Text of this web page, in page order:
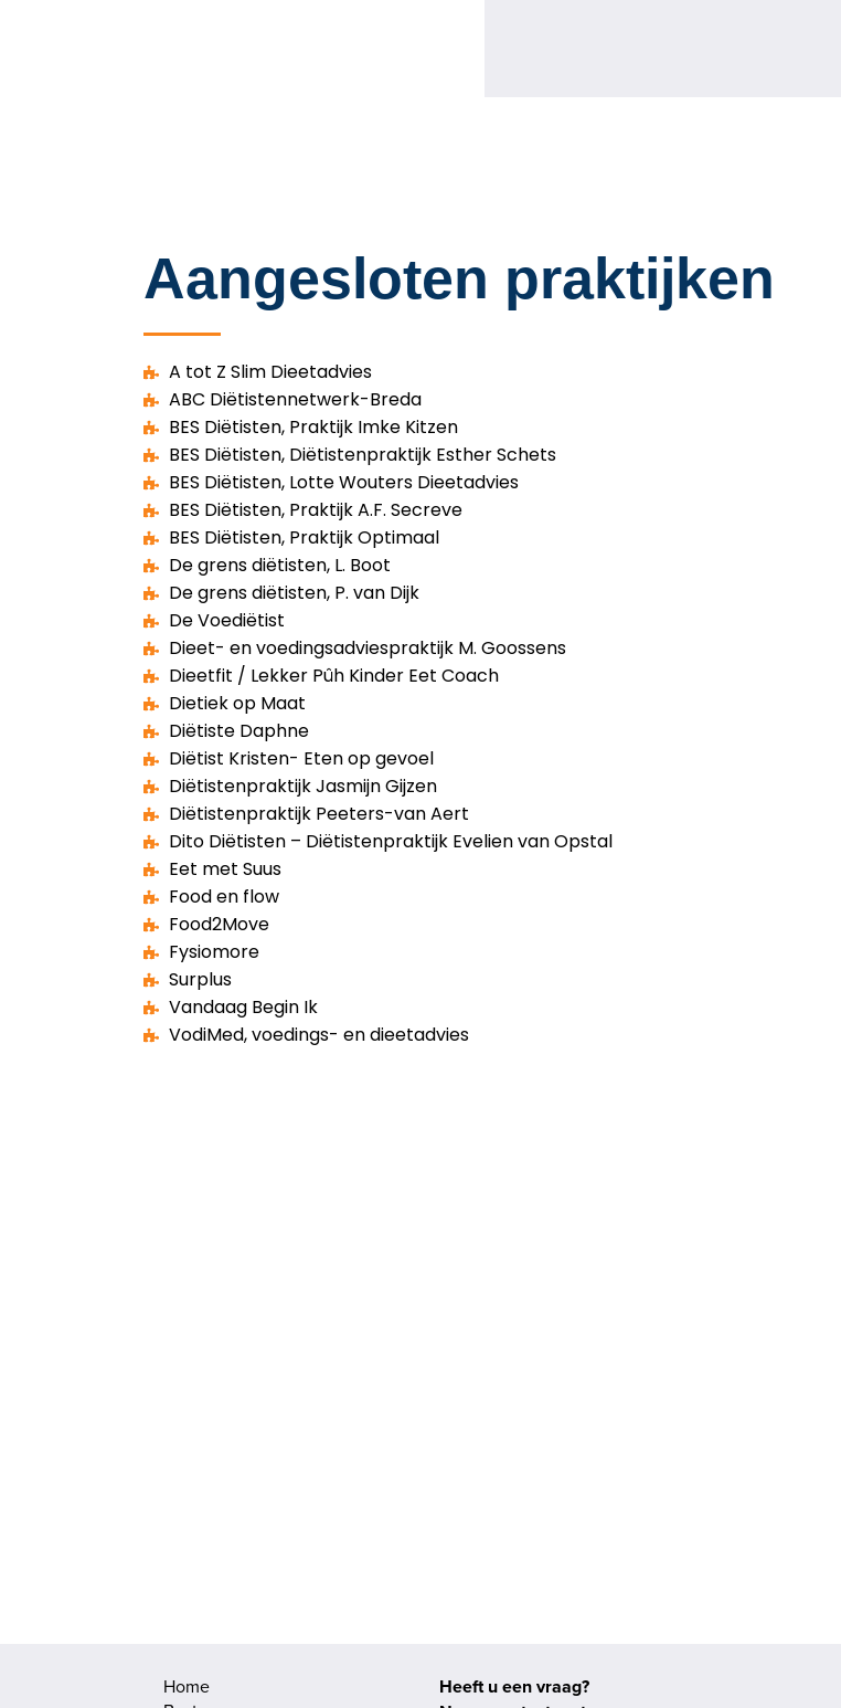
Aangesloten praktijken
A tot Z Slim Dieetadvies
ABC Diëtistennetwerk-Breda
BES Diëtisten, Praktijk Imke Kitzen
BES Diëtisten, Diëtistenpraktijk Esther Schets
BES Diëtisten, Lotte Wouters Dieetadvies
BES Diëtisten, Praktijk A.F. Secreve
BES Diëtisten, Praktijk Optimaal
De grens diëtisten, L. Boot
De grens diëtisten, P. van Dijk
De Voediëtist
Dieet- en voedingsadviespraktijk M. Goossens
Dieetfit / Lekker Pûh Kinder Eet Coach
Dietiek op Maat
Diëtiste Daphne
Diëtist Kristen- Eten op gevoel
Diëtistenpraktijk Jasmijn Gijzen
Diëtistenpraktijk Peeters-van Aert
Dito Diëtisten – Diëtistenpraktijk Evelien van Opstal
Eet met Suus
Food en flow
Food2Move
Fysiomore
Surplus
Vandaag Begin Ik
VodiMed, voedings- en dieetadvies
Home
Heeft u een vraag?